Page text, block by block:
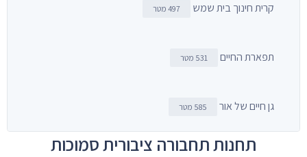
קרית חינוך בית שמש 497 מטר
תפארת החיים 531 מטר
גן חיים של אור 585 מטר
תחנות תחבורה ציבורית סמוכות